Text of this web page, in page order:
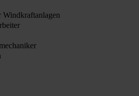
Windkraftanlagen